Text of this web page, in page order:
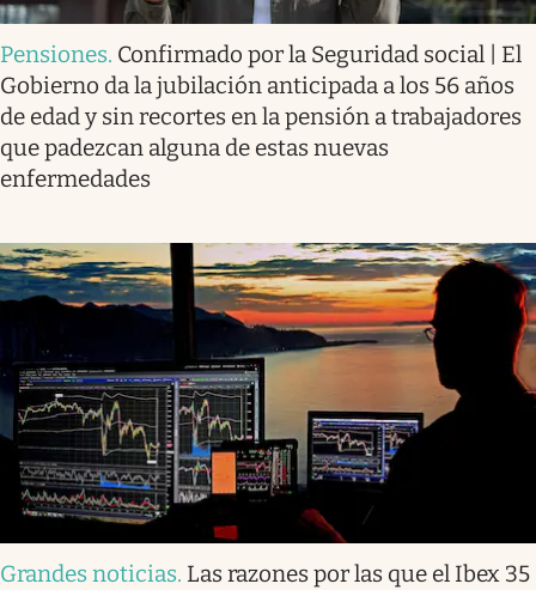
Pensiones. Confirmado por la Seguridad social | El
Gobierno da la jubilación anticipada a los 56 años
de edad y sin recortes en la pensión a trabajadores
que padezcan alguna de estas nuevas
enfermedades
Grandes noticias. Las razones por las que el Ibex 35